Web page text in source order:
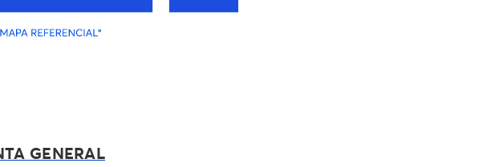
GENERAL